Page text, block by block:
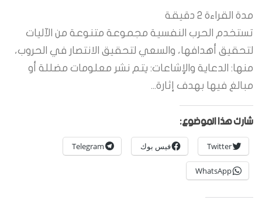
مدة القراءة 2 دقيقة
تستخدم الحرب النفسية مجموعة متنوعة من الآليات
لتحقيق أهدافها، والسعي لتحقيق الانتصار في الحروب،
منها: الدعاية والإشاعات: يتم نشر معلومات مضللة أو
مبالغ فيها بهدف إثارة...
شارك هذا الموضوع:
Twitter فيس بوك Telegram
WhatsApp